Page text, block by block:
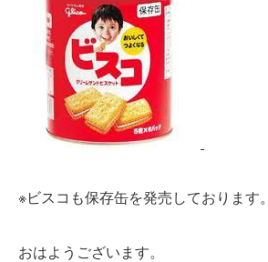
※ビスコも保存缶を発売しております。
おはようございます。